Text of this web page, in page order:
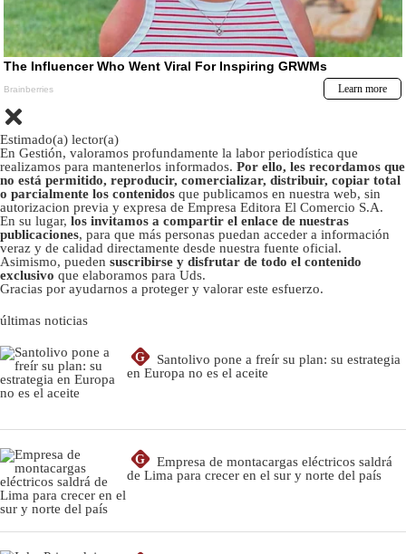
Estimado(a) lector(a)
En Gestión, valoramos profundamente la labor periodística que
realizamos para mantenerlos informados. Por ello, les recordamos que
no está permitido, reproducir, comercializar, distribuir, copiar total
o parcialmente los contenidos que publicamos en nuestra web, sin
autorizacion previa y expresa de Empresa Editora El Comercio S.A.
En su lugar, los invitamos a compartir el enlace de nuestras
publicaciones, para que más personas puedan acceder a información
veraz y de calidad directamente desde nuestra fuente oficial.
Asimismo, pueden suscribirse y disfrutar de todo el contenido
exclusivo que elaboramos para Uds.
Gracias por ayudarnos a proteger y valorar este esfuerzo.
últimas noticias
G
Santolivo pone a freír su plan: su estrategia
en Europa no es el aceite
G
Empresa de montacargas eléctricos saldrá
de Lima para crecer en el sur y norte del país